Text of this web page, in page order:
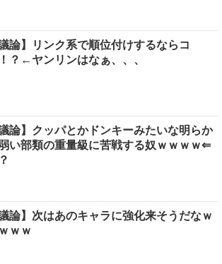
議論】リンク系で順位付けするならコ
？←ヤンリンはなぁ、、、
議論】クッパとかドンキーみたいな明らか
い部類の重量級に苦戦する奴ｗｗｗｗ⇐
議論】次はあのキャラに強化来そうだなｗ
ｗｗ